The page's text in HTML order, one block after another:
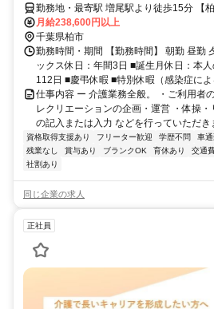
勤務地・最寄駅 増尾駅より徒歩15分 【柏駅】から車で15分 【新松戸
駅】から車で14分
月給238,600円以上
千葉県柏市
勤務時間・期間 【勤務時間】 朝勤 昼勤
ックス休日：年間3日 ■誕生月休日：本
112日 ■慶弔休暇 ■特別休暇（感染症に
仕事内容 ー 介護業務全般。 ・ご利用者
レクリエーションの企画・運営 ・体操
の記入または入力 などを行っていただ
資格取得支援あり フリーター歓迎 学歴不問 車
残業なし
賞与あり ブランクOK 育休あり 交通
社割あり
同じ企業の求人
正社員